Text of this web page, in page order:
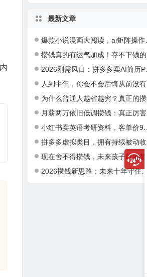
最新文章
爆款小说漫画大阅读，ai矩阵操作，当天可见收益，号称日入400+
攒钱真的有运气加成！存不下钱的人，大多栽在这一点
2026刚需风口：拼多多卖AI简历PPT，可矩阵放大，小白也能干，日入700+！
人到中年，你会不会后悔从前没有好好攒钱？
为什么普通人越省越穷？真正的攒钱逻辑很多人都搞错了
月薪两万依旧低调攒钱：真正厉害的成年人，从不乱消费
小红书卖英语考研资料，客单价9.9，250天卖了16w!
拼多多虚拟类目，拥有持续被动收入有多香。每月稳定增收 1-3 万
现在舍不得攒钱，未来孩子就要替你吃苦，这就是最真实的现实
2026攒钱新思路：未来十年守住积蓄，做好这两件事就够了